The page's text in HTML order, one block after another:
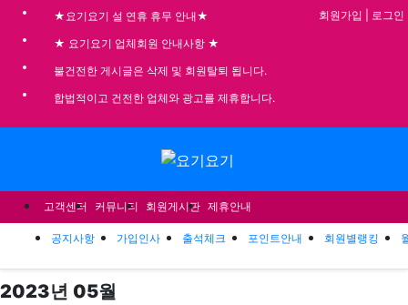
★요기요기 설 연휴 휴무 안내★
★ 요기요기 업체회원 안내사항 ★
불건전한 게시글은 삭제 및 회원탈퇴 됩니다.
합법적이고 건전한 업체와 광고를 제휴합니다.
회원가입 로그인
고객센터 커뮤니티 회원게시판 제휴안내
공지사항 가입인사 출석체크 포인트안내 회원별랭킹
2023년 05월